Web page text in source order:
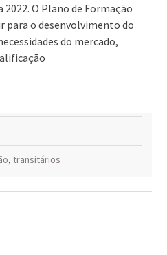
O Plano de Formação
para o desenvolvimento do
do mercado,
, transitários